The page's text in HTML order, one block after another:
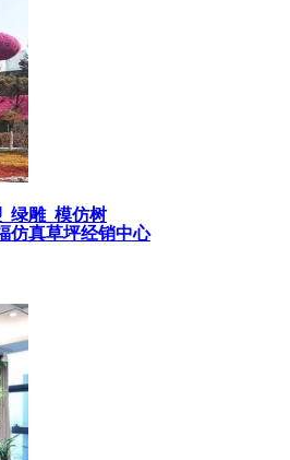
绿雕_模仿树
仿真草坪经销中心